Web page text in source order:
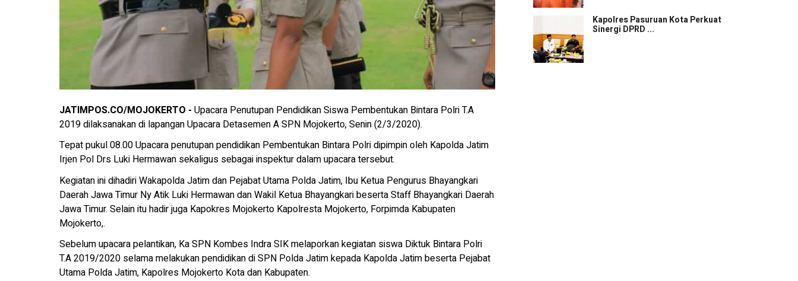
JATIMPOS.CO/MOJOKERTO - Upacara Penutupan Pendidikan Siswa Pembentukan Bintara Polri T.A
2019 dilaksanakan di lapangan Upacara Detasemen A SPN Mojokerto, Senin (2/3/2020).
Tepat pukul 08.00 Upacara penutupan pendidikan Pembentukan Bintara Polri dipimpin oleh Kapolda Jatim
Irjen Pol Drs Luki Hermawan sekaligus sebagai inspektur dalam upacara tersebut.
Kegiatan ini dihadiri Wakapolda Jatim dan Pejabat Utama Polda Jatim, Ibu Ketua Pengurus Bhayangkari
Daerah Jawa Timur Ny Atik Luki Hermawan dan Wakil Ketua Bhayangkari beserta Staff Bhayangkari Daerah
Jawa Timur. Selain itu hadir juga Kapokres Mojokerto Kapolresta Mojokerto, Forpimda Kabupaten
Mojokerto,.
Sebelum upacara pelantikan, Ka SPN Kombes Indra SIK melaporkan kegiatan siswa Diktuk Bintara Polri
T.A 2019/2020 selama melakukan pendidikan di SPN Polda Jatim kepada Kapolda Jatim beserta Pejabat
Utama Polda Jatim, Kapolres Mojokerto Kota dan Kabupaten.
Kapolres Pasuruan Kota Perkuat
Sinergi DPRD ...